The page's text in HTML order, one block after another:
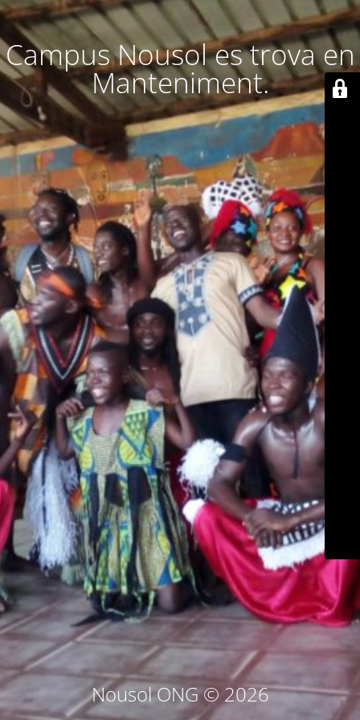
Campus Nousol es trova en
Manteniment.
Nousol ONG © 2026